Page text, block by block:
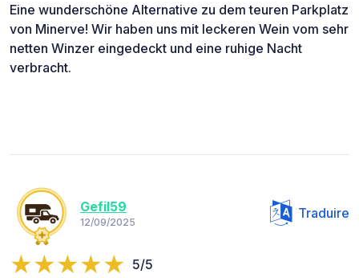
Eine wunderschöne Alternative zu dem teuren Parkplatz
von Minerve! Wir haben uns mit leckeren Wein vom sehr
netten Winzer eingedeckt und eine ruhige Nacht
verbracht.
Gefil59
12/09/2025
Traduire
5/5